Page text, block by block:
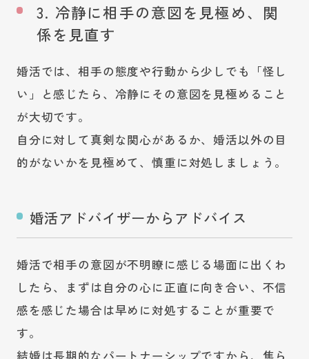
3. 冷静に相手の意図を見極め、関
係を見直す
婚活では、相手の態度や行動から少しでも「怪し
い」と感じたら、冷静にその意図を見極めること
が大切です。
自分に対して真剣な関心があるか、婚活以外の目
的がないかを見極めて、慎重に対処しましょう。
婚活アドバイザーからアドバイス
婚活で相手の意図が不明瞭に感じる場面に出くわ
したら、まずは自分の心に正直に向き合い、不信
感を感じた場合は早めに対処することが重要で
す。
結婚は長期的なパートナーシップですから、焦ら